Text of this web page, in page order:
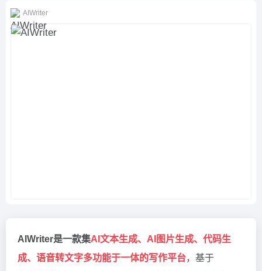
AIWriter
AIWriter是一款集AI文本生成、AI图片生成、代码生
成、语音转文字多功能于一体的写作平台，基于